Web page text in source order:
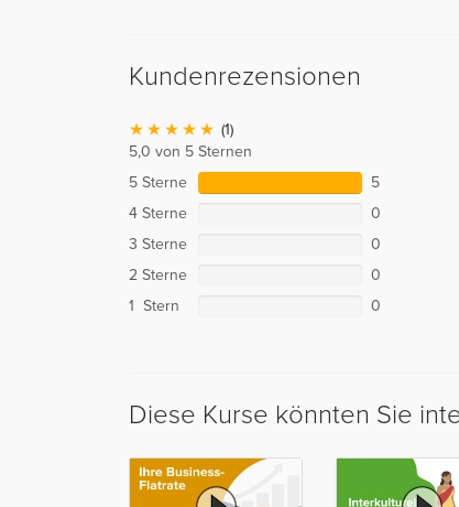
Kundenrezensionen
(1)
5,0 von 5 Sternen
5 Sterne
5
4 Sterne
0
3 Sterne
0
2 Sterne
0
1 Stern
0
Diese Kurse könnten Sie